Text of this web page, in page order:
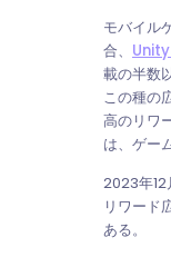
モバイル
合、
載の半数
この種の
高のリワ
は、ゲー
2023年
リワード
ある。